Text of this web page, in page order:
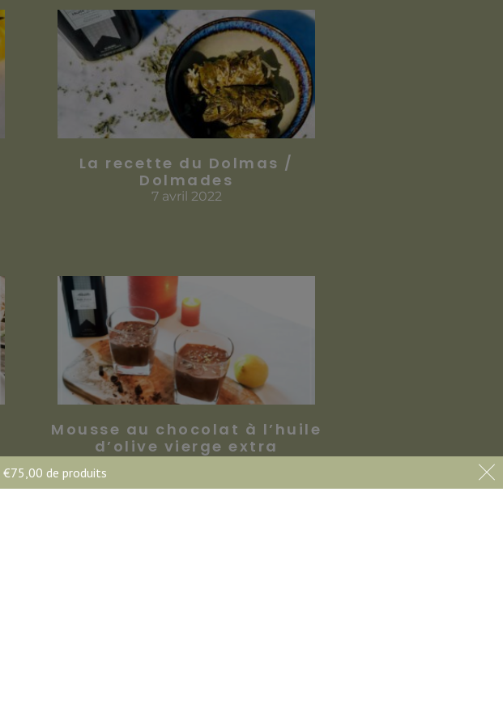
€75,00 de produits
La recette du Dolmas /
Dolmades
7 avril 2022
Mousse au chocolat à l’huile
d’olive vierge extra